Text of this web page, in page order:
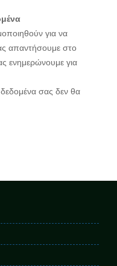
για να
απαντήσουμε στο
ενημερώνουμε για
σας δεν θα